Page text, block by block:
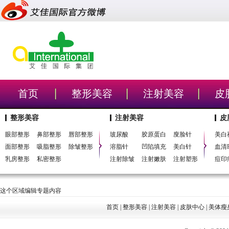
首页 整形美容 注射美容 皮
整形美容
眼部整形 鼻部整形
唇部整形
面部整形
吸脂整形
除皱整形
乳房整形
私密整形
注射美容
玻尿酸 胶原蛋白
廋脸针
溶脂针
凹陷填充
美白针
注射除皱
注射嫩肤 注射塑形
皮
美白
血清
痘印
这个区域编辑专题内容
首页 整形美容 注射美容 皮肤中心 美体瘦